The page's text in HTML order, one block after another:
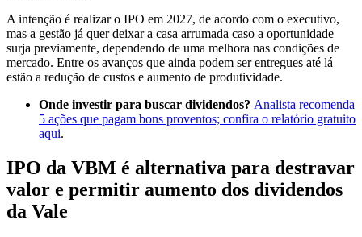
A intenção é realizar o IPO em 2027, de acordo com o executivo,
mas a gestão já quer deixar a casa arrumada caso a oportunidade
surja previamente, dependendo de uma melhora nas condições de
mercado. Entre os avanços que ainda podem ser entregues até lá
estão a redução de custos e aumento de produtividade.
Onde investir para buscar dividendos? Analista recomenda
5 ações que pagam bons proventos; confira o relatório gratuito
aqui.
IPO da VBM é alternativa para destravar
valor e permitir aumento dos dividendos
da Vale